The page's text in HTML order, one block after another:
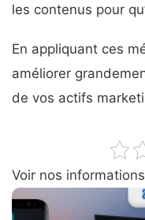
les contenus pour
En appliquant ces
améliorer
de vos actifs
Voir nos